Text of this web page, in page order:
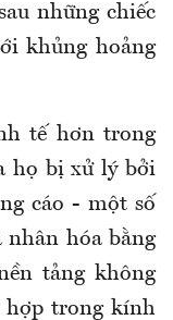
những chiếc
khủng hoảng
tế hơn trong
họ bị xử lý bởi
cáo - một số
nhân hóa bằng
tảng không
hợp trong kính